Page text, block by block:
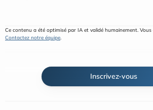
Inscrivez-vous
Contactez notre équipe.